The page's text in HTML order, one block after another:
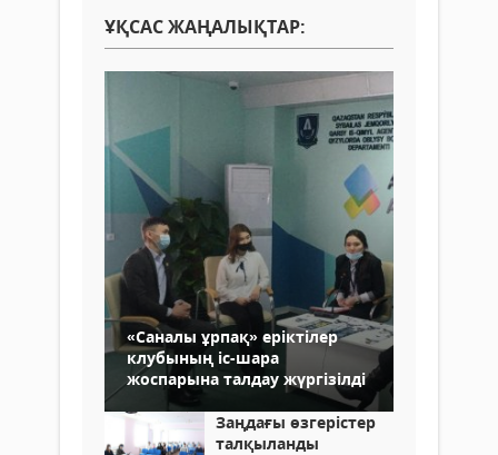
ҰҚСАС ЖАҢАЛЫҚТАР:
«Саналы ұрпақ» еріктілер
клубының іс-шара
жоспарына талдау жүргізілді
Заңдағы өзгерістер
талқыланды